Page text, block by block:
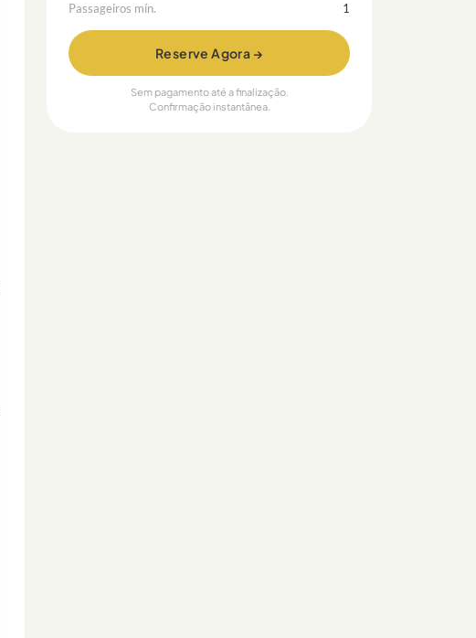
Passageiros mín. 1
Reserve Agora →
Sem pagamento até a finalização.
Confirmação instantânea.